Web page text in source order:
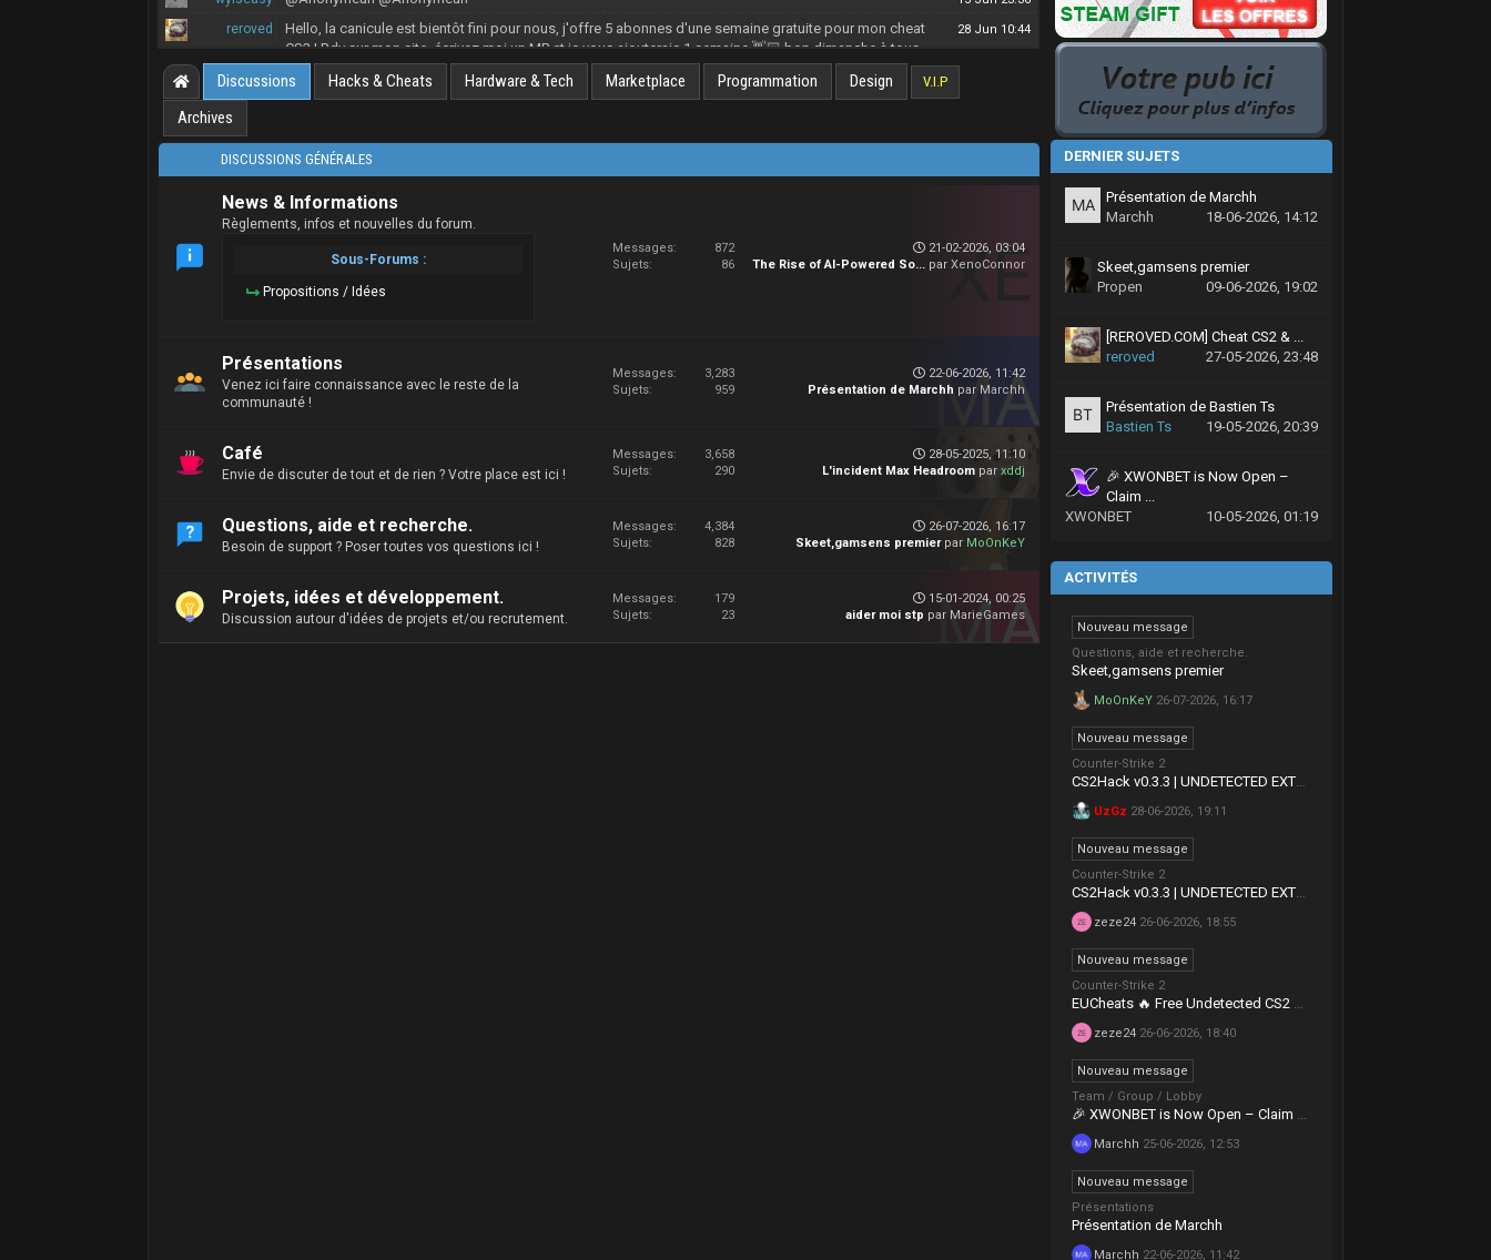
reroved
Hello, la canicule est bientôt fini pour nous, j'offre 5 abonnes d'une semaine gratuite pour mon cheat
CS2 ! Rdv sur mon site, écrivez moi un MP et je vous ajouterais 1 semaine 👋🏻 bon dimanche à tous
28 Jun 10:44
Discussions Hacks & Cheats Hardware & Tech Marketplace Programmation Design V.I.P
Archives
DISCUSSIONS GÉNÉRALES
News & Informations
Règlements, infos et nouvelles du forum.
Sous-Forums :
Propositions / Idées
Messages:
872
Sujets:
86
21-02-2026, 03:04
The Rise of AI-Powered So...par XenoConnor
Présentations
Venez ici faire connaissance avec le reste de la
communauté !
Messages:
3,283
Sujets:
959
22-06-2026, 11:42
Présentation de Marchh par Marchh
Café
Envie de discuter de tout et de rien ? Votre place est ici !
Messages:
3,658
Sujets:
290
28-05-2025, 11:10
L'incident Max Headroompar xddj
Questions, aide et recherche.
Besoin de support ? Poser toutes vos questions ici !
Messages:
4,384
Sujets:
828
26-07-2026, 16:17
Skeet,gamsens premierpar MoOnKeY
Projets, idées et développement.
Discussion autour d'idées de projets et/ou recrutement.
Messages:
179
Sujets:
23
15-01-2024, 00:25
aider moi stp par MarieGames
DERNIER SUJETS
Présentation de Marchh
Marchh
18-06-2026, 14:12
Skeet,gamsens premier
Propen
09-06-2026, 19:02
[REROVED.COM] Cheat CS2 & ...
reroved
27-05-2026, 23:48
Présentation de Bastien Ts
Bastien Ts
19-05-2026, 20:39
🎉 XWONBET is Now Open –
Claim ...
XWONBET
10-05-2026, 01:19
ACTIVITÉS
Nouveau message
Questions, aide et recherche.
Skeet,gamsens premier
MoOnKeY 26-07-2026, 16:17
Nouveau message
Counter-Strike 2
CS2Hack v0.3.3 | UNDETECTED EXTERNAL
UzGz 28-06-2026, 19:11
Nouveau message
Counter-Strike 2
CS2Hack v0.3.3 | UNDETECTED EXTERNAL
zeze24 26-06-2026, 18:55
Nouveau message
Counter-Strike 2
EUCheats 🔥 Free Undetected CS2 Hack 2026 – Aimbot + ESP!
zeze24 26-06-2026, 18:40
Nouveau message
Team / Group / Lobby
🎉 XWONBET is Now Open – Claim Free Coins and Start Playing! 🎉
Marchh 25-06-2026, 12:53
Nouveau message
Présentations
Présentation de Marchh
Marchh 22-06-2026, 11:42